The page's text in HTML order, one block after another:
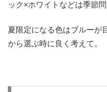
ック×ホワイトなどは季節
夏限定になる色はブルーが
から選ぶ時に良く考えて。